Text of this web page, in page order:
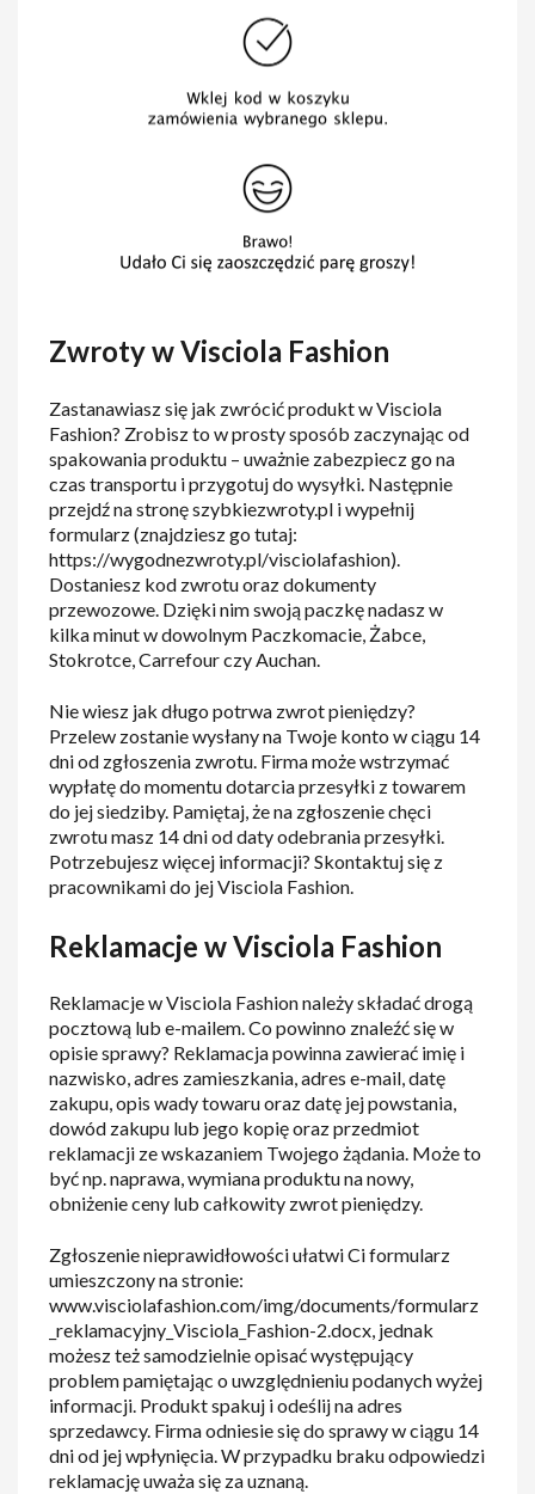
Zwroty w Visciola Fashion
Zastanawiasz się jak zwrócić produkt w Visciola
Fashion? Zrobisz to w prosty sposób zaczynając od
spakowania produktu – uważnie zabezpiecz go na
czas transportu i przygotuj do wysyłki. Następnie
przejdź na stronę szybkiezwroty.pl i wypełnij
formularz (znajdziesz go tutaj:
https://wygodnezwroty.pl/visciolafashion).
Dostaniesz kod zwrotu oraz dokumenty
przewozowe. Dzięki nim swoją paczkę nadasz w
kilka minut w dowolnym Paczkomacie, Żabce,
Stokrotce, Carrefour czy Auchan.
Nie wiesz jak długo potrwa zwrot pieniędzy?
Przelew zostanie wysłany na Twoje konto w ciągu 14
dni od zgłoszenia zwrotu. Firma może wstrzymać
wypłatę do momentu dotarcia przesyłki z towarem
do jej siedziby. Pamiętaj, że na zgłoszenie chęci
zwrotu masz 14 dni od daty odebrania przesyłki.
Potrzebujesz więcej informacji? Skontaktuj się z
pracownikami do jej Visciola Fashion.
Reklamacje w Visciola Fashion
Reklamacje w Visciola Fashion należy składać drogą
pocztową lub e-mailem. Co powinno znaleźć się w
opisie sprawy? Reklamacja powinna zawierać imię i
nazwisko, adres zamieszkania, adres e-mail, datę
zakupu, opis wady towaru oraz datę jej powstania,
dowód zakupu lub jego kopię oraz przedmiot
reklamacji ze wskazaniem Twojego żądania. Może to
być np. naprawa, wymiana produktu na nowy,
obniżenie ceny lub całkowity zwrot pieniędzy.
Zgłoszenie nieprawidłowości ułatwi Ci formularz
umieszczony na stronie:
www.visciolafashion.com/img/documents/formularz
_reklamacyjny_Visciola_Fashion-2.docx, jednak
możesz też samodzielnie opisać występujący
problem pamiętając o uwzględnieniu podanych wyżej
informacji. Produkt spakuj i odeślij na adres
sprzedawcy. Firma odniesie się do sprawy w ciągu 14
dni od jej wpłynięcia. W przypadku braku odpowiedzi
reklamację uważa się za uznaną.